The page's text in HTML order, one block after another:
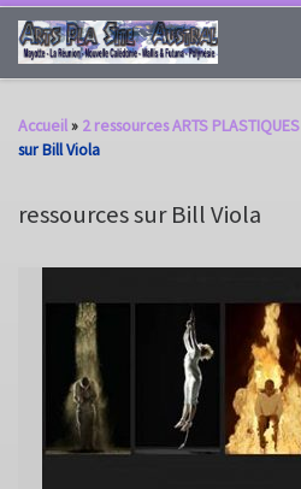
Passer au contenu
Accueil» 2 ressources ARTS PLASTIQUES
sur Bill Viola
ressources sur Bill Viola